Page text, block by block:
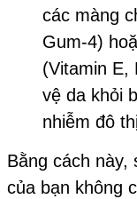
các màng
Gum-4)
(Vitamin E,
vệ da khỏi
nhiễm đô
Bằng cách này,
của bạn không